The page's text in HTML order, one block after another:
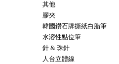
其他
膠夾
韓國鑽石牌撕紙白腊筆
水溶性點位筆
針 & 珠針
人台立體線